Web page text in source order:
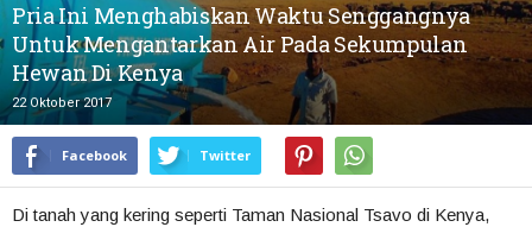
Pria Ini Menghabiskan Waktu Senggangnya
Untuk Mengantarkan Air Pada Sekumpulan
Hewan Di Kenya
22 Oktober 2017
Facebook Twitter
Di tanah yang kering seperti Taman Nasional Tsavo di Kenya,